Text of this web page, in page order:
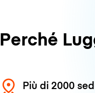
Perché
Più di 2000